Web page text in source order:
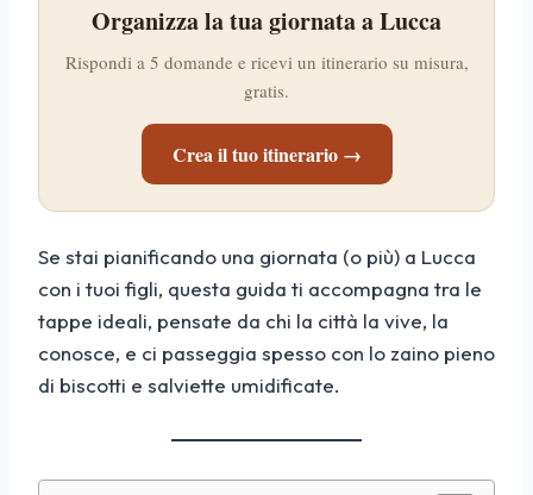
Organizza la tua giornata a Lucca
Rispondi a 5 domande e ricevi un itinerario su misura,
gratis.
Crea il tuo itinerario →
Se stai pianificando una giornata (o più) a Lucca
con i tuoi figli, questa guida ti accompagna tra le
tappe ideali, pensate da chi la città la vive, la
conosce, e ci passeggia spesso con lo zaino pieno
di biscotti e salviette umidificate.